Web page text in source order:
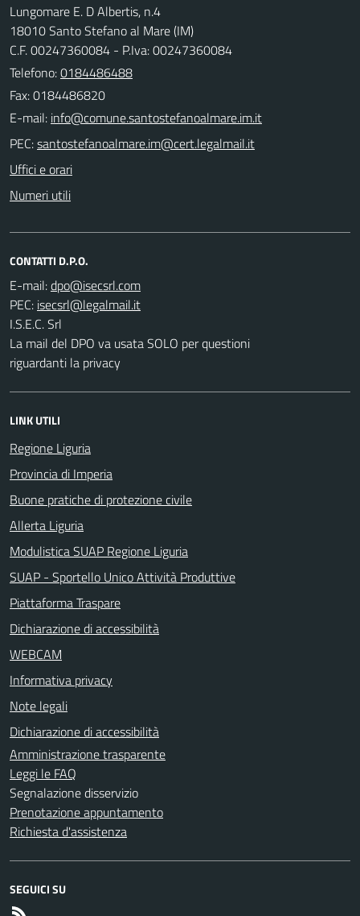
Lungomare E. D Albertis, n.4
18010 Santo Stefano al Mare (IM)
C.F. 00247360084 - P.Iva: 00247360084
Telefono:0184486488
Fax: 0184486820
E-mail:
PEC:
Uffici e orari
Numeri utili
CONTATTI D.P.O.
E-mail:
PEC:
I.S.E.C. Srl
La mail del DPO va usata SOLO per questioni
riguardanti la privacy
LINK UTILI
Regione Liguria
Provincia di Imperia
Buone pratiche di protezione civile
Allerta Liguria
Modulistica SUAP Regione Liguria
SUAP - Sportello Unico Attività Produttive
Piattaforma Traspare
Dichiarazione di accessibilità
WEBCAM
Informativa privacy
Note legali
Dichiarazione di accessibilità
Amministrazione trasparente
Leggi le FAQ
Segnalazione disservizio
Prenotazione appuntamento
Richiesta d'assistenza
SEGUICI SU